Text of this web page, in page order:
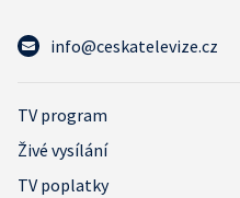
info@ceskatelevize.cz
TV program
Živé vysílání
TV poplatky